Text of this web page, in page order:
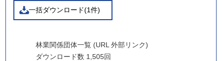
一括ダウンロード(1件)
林業関係団体一覧 (URL 外部リンク)
ダウンロード数 1,505回